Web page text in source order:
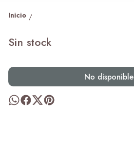
Inicio /
Sin stock
No disponible